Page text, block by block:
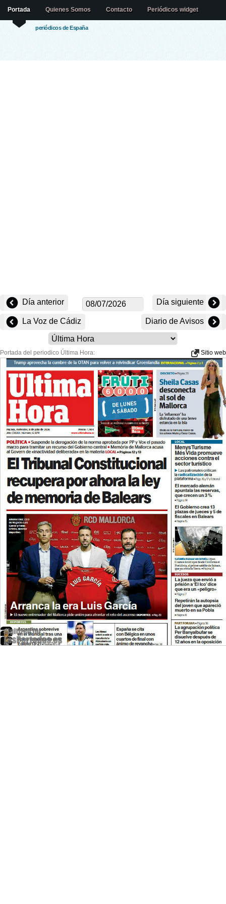
periódicos de España
Portada Quienes Somos Contacto Periódicos widget
Día anterior Día siguiente
La Voz de Cádiz Diario de Avisos
Portada del periodico Última Hora: Sitio web